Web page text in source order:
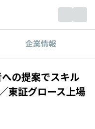
企業情報
への提案でスキル
東証グロース上場